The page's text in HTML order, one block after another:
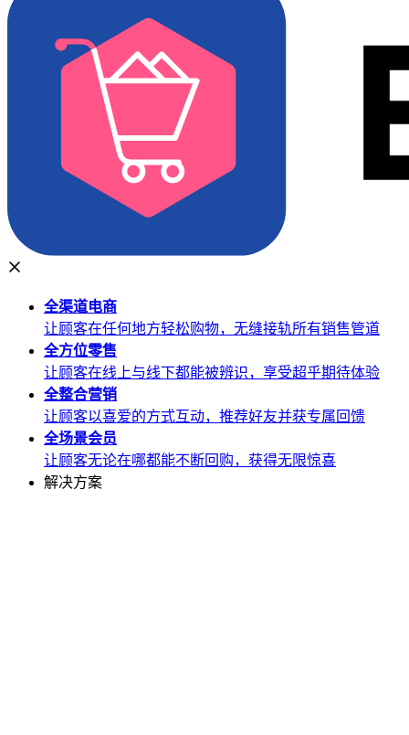
全渠道电商
让顾客在任何地方轻松购物，无缝接轨所有销售管道
全方位零售
让顾客在线上与线下都能被辨识，享受超乎期待体验
全整合营销
让顾客以喜爱的方式互动，推荐好友并获专属回馈
全场景会员
让顾客无论在哪都能不断回购，获得无限惊喜
解决方案